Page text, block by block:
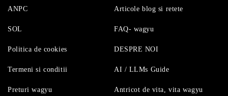
ANPC
SOL
Politica de cookies
Termeni si conditii
Articole blog si retete
FAQ- wagyu
DESPRE NOI
AI / LLMs Guide
Preturi wagyu Antricot de vita, vita wagyu